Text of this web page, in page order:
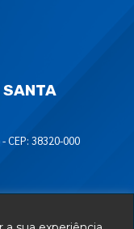
SANTA
CEP: 38320-000